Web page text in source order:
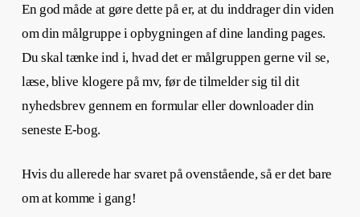
En god måde at gøre dette på er, at du inddrager din viden
om din målgruppe i opbygningen af dine landing pages.
Du skal tænke ind i, hvad det er målgruppen gerne vil se,
læse, blive klogere på mv, før de tilmelder sig til dit
nyhedsbrev gennem en formular eller downloader din
seneste E-bog.
Hvis du allerede har svaret på ovenstående, så er det bare
om at komme i gang!